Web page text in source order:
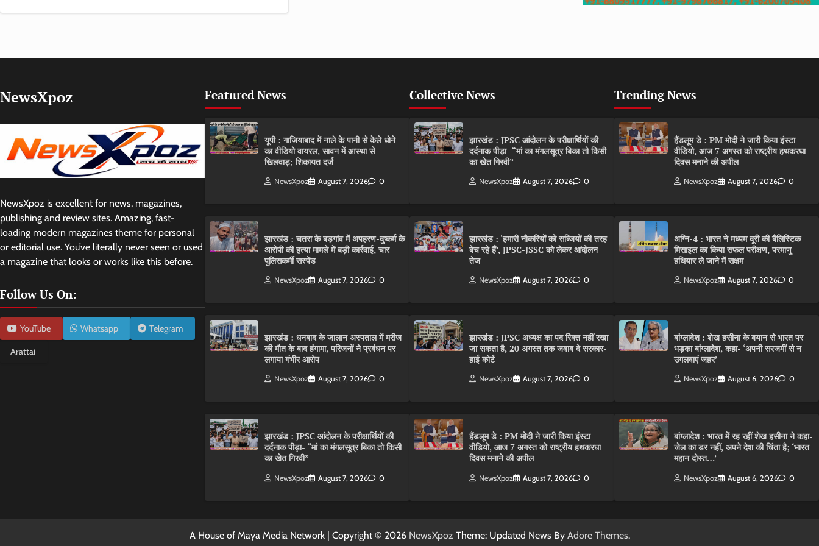
NewsXpoz
NewsXpoz is excellent for news, magazines,
publishing and review sites. Amazing, fast-
loading modern magazines theme for personal
or editorial use. You’ve literally never seen or used
a magazine that looks or works like this before.
Follow Us On:
YouTube Whatsapp Telegram
Arattai
Featured News
यूपी : गाजियाबाद में नाले के पानी से केले धोने
का वीडियो वायरल, सावन में आस्था से
खिलवाड़; शिकायत दर्ज
NewsXpoz August 7, 2026 0
झारखंड : चतरा के बड़गांव में अपहरण-दुष्कर्म के
आरोपी की हत्या मामले में बड़ी कार्रवाई, चार
पुलिसकर्मी सस्पेंड
NewsXpoz August 7, 2026 0
झारखंड : धनबाद के जालान अस्पताल में मरीज
की मौत के बाद हंगामा, परिजनों ने प्रबंधन पर
लगाया गंभीर आरोप
NewsXpoz August 7, 2026 0
झारखंड : JPSC आंदोलन के परीक्षार्थियों की
दर्दनाक पीड़ा- “मां का मंगलसूत्र बिका तो किसी
का खेत गिरवी”
NewsXpoz August 7, 2026 0
Collective News
झारखंड : JPSC आंदोलन के परीक्षार्थियों की
दर्दनाक पीड़ा- “मां का मंगलसूत्र बिका तो किसी
का खेत गिरवी”
NewsXpoz August 7, 2026 0
झारखंड : ‘हमारी नौकरियों को सब्जियों की तरह
बेच रहे हैं’, JPSC-JSSC को लेकर आंदोलन
तेज
NewsXpoz August 7, 2026 0
झारखंड : JPSC अध्यक्ष का पद रिक्त नहीं रखा
जा सकता है, 20 अगस्त तक जवाब दे सरकार-
हाई कोर्ट
NewsXpoz August 7, 2026 0
हैंडलूम डे : PM मोदी ने जारी किया इंस्टा
वीडियो, आज 7 अगस्त को राष्ट्रीय हथकरघा
दिवस मनाने की अपील
NewsXpoz August 7, 2026 0
Trending News
हैंडलूम डे : PM मोदी ने जारी किया इंस्टा
वीडियो, आज 7 अगस्त को राष्ट्रीय हथकरघा
दिवस मनाने की अपील
NewsXpoz August 7, 2026 0
अग्नि-4 : भारत ने मध्यम दूरी की बैलिस्टिक
मिसाइल का किया सफल परीक्षण, परमाणु
हथियार ले जाने में सक्षम
NewsXpoz August 7, 2026 0
बांग्लादेश : शेख हसीना के बयान से भारत पर
भड़का बांग्लादेश, कहा- ‘अपनी सरजमीं से न
उगलवाएं जहर’
NewsXpoz August 6, 2026 0
बांग्लादेश : भारत में रह रहीं शेख हसीना ने कहा-
जेल का डर नहीं, अपने देश की चिंता है; ‘भारत
महान दोस्त…’
NewsXpoz August 6, 2026 0
A House of Maya Media Network | Copyright © 2026 NewsXpoz Theme: Updated News By Adore Themes.